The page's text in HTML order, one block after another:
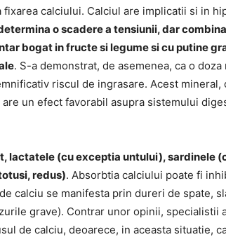
fixarea calciului. Calciul are implicatii si in
o scadere a tensiunii, dar
bogat in fructe si legume si cu putine
. S-a demonstrat, de asemenea, ca o
riscul de ingrasare. Acest mineral,
un efect favorabil asupra sistemului
lactatele (cu exceptia untului), sardinele
redus). Absorbtia calciului poate fi
calciu se manifesta prin dureri de spate,
grave). Contrar unor opinii, specialistii
de calciu, deoarece, in aceasta situatie,